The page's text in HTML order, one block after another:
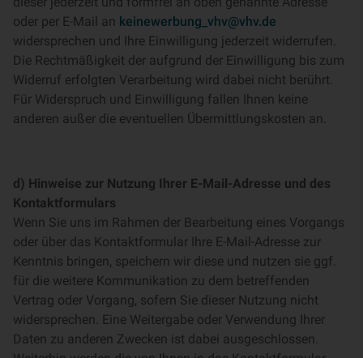
oder per E-Mail an keinewerbung_vhv@vhv.de
widersprechen und Ihre Einwilligung jederzeit widerrufen.
Die Rechtmäßigkeit der aufgrund der Einwilligung bis zum
Widerruf erfolgten Verarbeitung wird dabei nicht berührt.
Für Widerspruch und Einwilligung fallen Ihnen keine
anderen außer die eventuellen Übermittlungskosten an.
d) Hinweise zur Nutzung Ihrer E-Mail-Adresse und des
Kontaktformulars
Wenn Sie uns im Rahmen der Bearbeitung eines Vorgangs
oder über das Kontaktformular Ihre E-Mail-Adresse zur
Kenntnis bringen, speichern wir diese und nutzen sie ggf.
für die weitere Kommunikation zu dem betreffenden
Vertrag oder Vorgang, sofern Sie dieser Nutzung nicht
widersprechen. Eine Weitergabe oder Verwendung Ihrer
Daten zu anderen Zwecken ist dabei ausgeschlossen.